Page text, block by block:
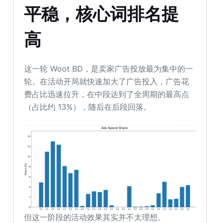
平稳，核心词排名提
高
这一轮 Woot BD，是卖家广告投放最为集中的一
轮。在活动开局就快速加大了广告投入，广告花
费占比迅速拉升，在中段达到了全周期的最高点
（占比约 13%），随后在后段回落。
但这一阶段的活动效果其实并不太理想。